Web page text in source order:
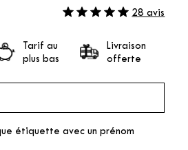
28 avis
Tarif au
plus bas
Livraison
offerte
étiquette avec un prénom